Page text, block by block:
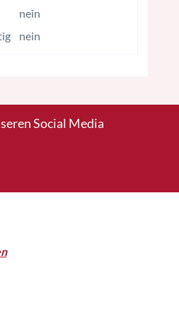
nein
nein
Social Media